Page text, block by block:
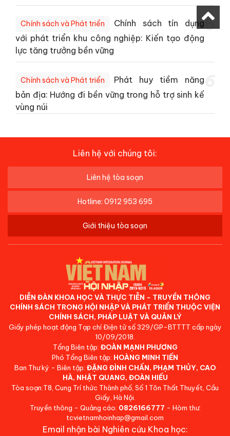
Chính sách và Phát triển
Chính sách tín dụng
với phát triển khu công nghiệp: Kiến tạo động
lực tăng trưởng bền vững
5
Chính sách và Phát triển
Phát huy tiềm năng
bản địa: Hướng đi bền vững trong hỗ trợ sinh kế
vùng núi
Liên hệ với chúng tôi:
Liên hệ tòa soạn
Hotline: 0912 953 695
Giới thiệu tòa soạn
DIỄN ĐÀN KHOA HỌC VÀ THỰC TIỄN - TRUYỀN THÔNG
CHÍNH SÁCH TRONG HỘI NHẬP VÀ PHÁT TRIỂN THUỘC VIỆN
CHÍNH SÁCH, PHÁP LUẬT VÀ QUẢN LÝ
Giấy phép hoạt động Tạp chí Điện tử số 329/GP-BTTTT cấp ngày
10/09/2018.
Tổng Biên tập: ĐOÀN MẠNH PHƯƠNG
Phó Tổng Biên tập: HOÀNG MINH TIẾN
Ban Thư ký - Biên tập: ĐẶNG ĐÌNH CHẤN, PHẠM THỦY, CAO
HÀ, NHẬT QUANG, ĐOÀN HIẾU
Tòa soạn:T8, Cung Trí thức Thành phố, Số 1 Tôn Thất Thuyết, Cầu
Giấy, Hà Nội.
Truyền thông - Quảng cáo: 0826166777 - Hòm thư:
tcvietnamhoinhap@gmail.com
Email nhận bài Nghiên cứu Khoa học: